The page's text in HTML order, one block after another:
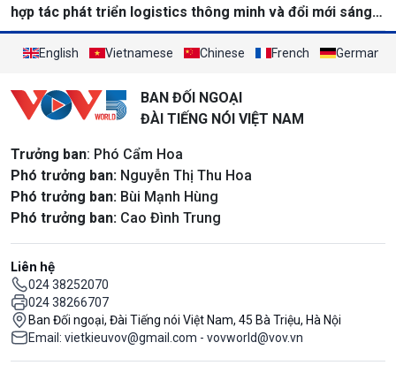
hợp tác phát triển logistics thông minh và đổi mới sáng
tạo
English Vietnamese Chinese French German
BAN ĐỐI NGOẠI
ĐÀI TIẾNG NÓI VIỆT NAM
Trưởng ban: Phó Cẩm Hoa
Phó trưởng ban: Nguyễn Thị Thu Hoa
Phó trưởng ban: Bùi Mạnh Hùng
Phó trưởng ban: Cao Đình Trung
Liên hệ
024 38252070
024 38266707
Ban Đối ngoại, Đài Tiếng nói Việt Nam, 45 Bà Triệu, Hà Nội
Email: vietkieuvov@gmail.com - vovworld@vov.vn